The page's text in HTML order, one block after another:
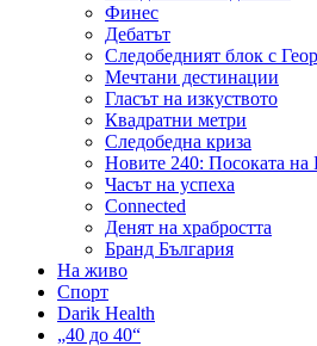
Финес
Дебатът
Следобедният блок с
Мечтани дестинации
Гласът на изкуството
Квадратни метри
Следобедна криза
Новите 240: Посоката на
Часът на успеха
Connected
Денят на храбростта
Бранд България
На живо
Спорт
Darik Health
„40 до 40“